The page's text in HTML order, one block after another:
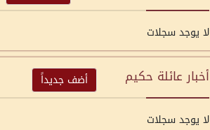
لا يوجد سجلات
أخبار عائلة حكيم أضف جديداً
لا يوجد سجلات